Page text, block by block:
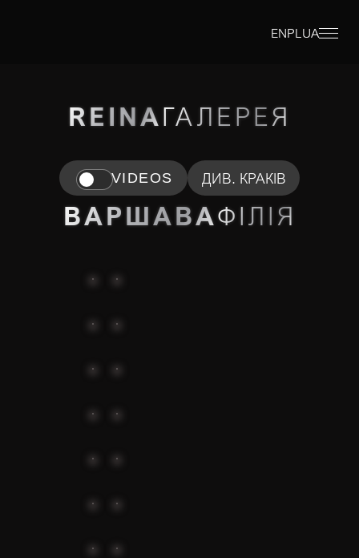
ENPLUA
REINAГАЛЕРЕЯ
VIDEOS ДИВ. КРАКІВ
ВАРШАВАФІЛІЯ